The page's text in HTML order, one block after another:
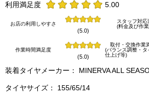
利用満足度
5.00
お店の利用しやすさ
(5.0)
スタッフ対応
(料金及び作
作業時間満足度
(5.0)
取付・交換作業
(バランス調整・タ
仕上げ等)
装着タイヤメーカー： MINERVA ALL
タイヤサイズ： 155/65/14